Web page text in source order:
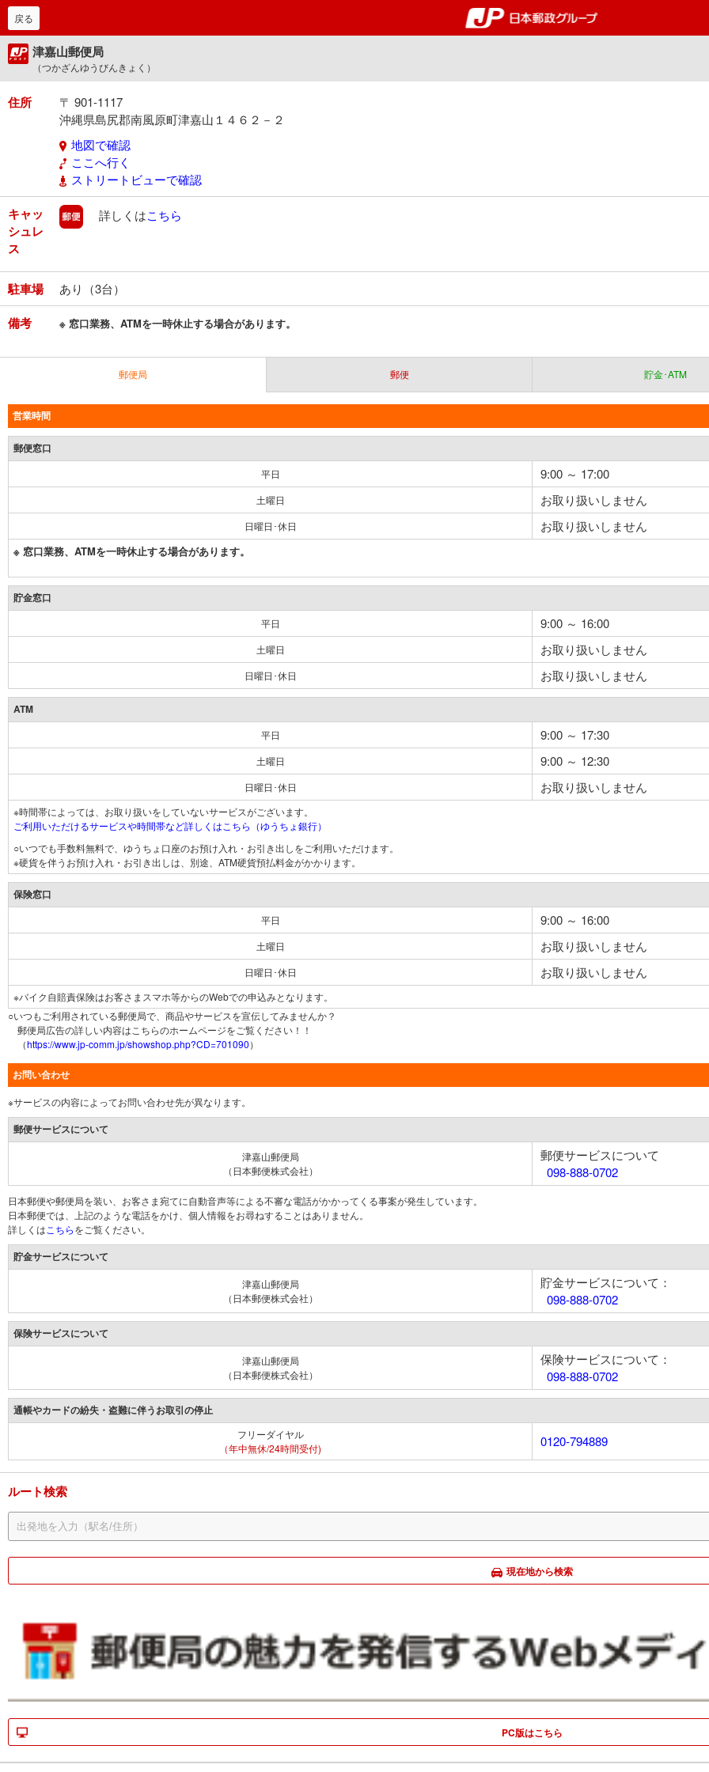
郵便局・日本郵政グルー
戻る
津嘉山郵便局
（つかざんゆうびんきょく）
住所
〒 901-1117
沖縄県島尻郡南風原町津嘉山１４６２－２
地図で確認
ここへ行く
ストリートビューで確認
キャッ
シュレ
ス
郵便
詳しくはこちら
駐車場 あり（3台）
備考 ※ 窓口業務、ATMを一時休止する場合があります。
郵便局 郵便 貯金･ATM
営業時間
郵便窓口
平日 9:00 ～ 17:00
土曜日 お取り扱いしません
日曜日･休日 お取り扱いしません
※ 窓口業務、ATMを一時休止する場合があります。
貯金窓口
平日 9:00 ～ 16:00
土曜日 お取り扱いしません
日曜日･休日 お取り扱いしません
ATM
平日 9:00 ～ 17:30
土曜日 9:00 ～ 12:30
日曜日･休日 お取り扱いしません
※時間帯によっては、お取り扱いをしていないサービスがございます。
ご利用いただけるサービスや時間帯など詳しくはこちら（ゆうちょ銀行）
○いつでも手数料無料で、ゆうちょ口座のお預け入れ・お引き出しをご利用いただけます。
※硬貨を伴うお預け入れ・お引き出しは、別途、ATM硬貨預払料金がかかります。
保険窓口
平日 9:00 ～ 16:00
土曜日 お取り扱いしません
日曜日･休日 お取り扱いしません
※バイク自賠責保険はお客さまスマホ等からのWebでの申込みとなります。
○いつもご利用されている郵便局で、商品やサービスを宣伝してみませんか？
郵便局広告の詳しい内容はこちらのホームページをご覧ください！！
（https://www.jp-comm.jp/showshop.php?CD=701090）
お問い合わせ
※サービスの内容によってお問い合わせ先が異なります。
郵便サービスについて
津嘉山郵便局
（日本郵便株式会社）
郵便サービスについて
098-888-0702
日本郵便や郵便局を装い、お客さま宛てに自動音声等による不審な電話がかかってくる事案が発生しています。
日本郵便では、上記のような電話をかけ、個人情報をお尋ねすることはありません。
詳しくは こちらをご覧ください。
貯金サービスについて
津嘉山郵便局
（日本郵便株式会社）
貯金サービスについて：
098-888-0702
保険サービスについて
津嘉山郵便局
（日本郵便株式会社）
保険サービスについて：
098-888-0702
通帳やカードの紛失・盗難に伴うお取引の停止
フリーダイヤル
（年中無休/24時間受付)
0120-794889
ルート検索
現在地から検索
PC版はこちら